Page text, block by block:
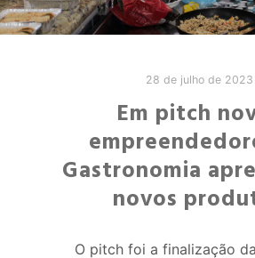
28 de julho de 2023
Em pitch
Gastronomia
novos
O pitch foi a finalização